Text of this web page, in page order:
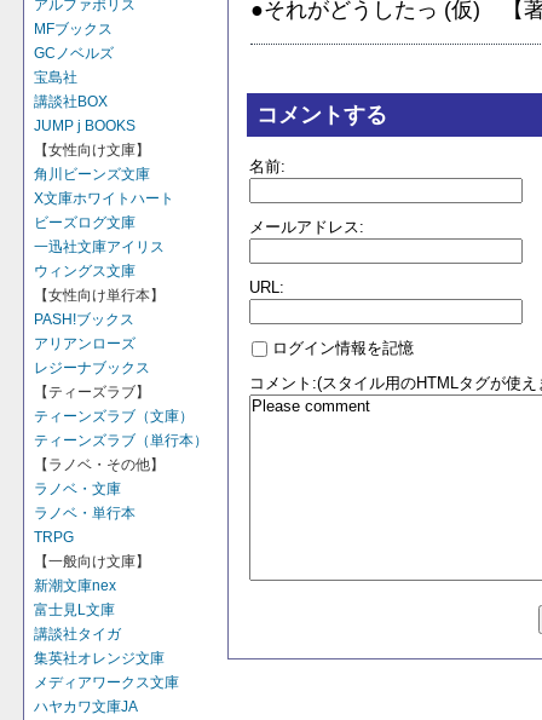
アルファポリス
MFブックス
GCノベルズ
宝島社
講談社BOX
JUMP j BOOKS
【女性向け文庫】
角川ビーンズ文庫
X文庫ホワイトハート
ビーズログ文庫
一迅社文庫アイリス
ウィングス文庫
【女性向け単行本】
PASH!ブックス
アリアンローズ
レジーナブックス
【ティーズラブ】
ティーンズラブ（文庫）
ティーンズラブ（単行本）
【ラノベ・その他】
ラノベ・文庫
ラノベ・単行本
TRPG
【一般向け文庫】
新潮文庫nex
富士見L文庫
講談社タイガ
集英社オレンジ文庫
メディアワークス文庫
ハヤカワ文庫JA
●それがどうしたっ (仮) 【
コメントする
名前:
メールアドレス:
URL:
ログイン情報を記憶
コメント:(スタイル用のHTMLタグが使え